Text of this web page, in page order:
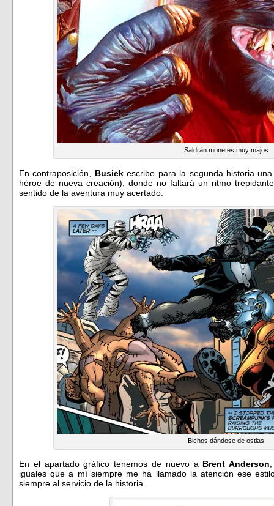
Saldrán monetes muy majos
En contraposición, Busiekescribe para la segunda historia
héroe de nueva creación), donde no faltará un ritmo
sentido de la aventura muy acertado.
Bichos dándose de ostias
En el apartado gráfico tenemos de nuevo a Brent Anderson
iguales que a mí siempre me ha llamado la atención ese
siempre al servicio de la historia.